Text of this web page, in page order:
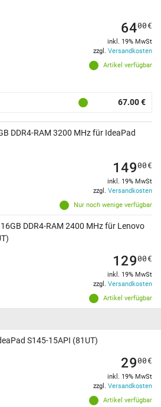
Artikel verfügbar
6400€
inkl. 19% MwSt
zzgl. Versandkosten
67.00 €
DDR4-RAM 3200 MHz für IdeaPad
Nur noch wenige verfügbar
14900€
inkl. 19% MwSt
zzgl. Versandkosten
DDR4-RAM 2400 MHz für Lenovo
Artikel verfügbar
12900€
inkl. 19% MwSt
zzgl. Versandkosten
S145-15API (81UT)
Artikel verfügbar
2900€
inkl. 19% MwSt
zzgl. Versandkosten